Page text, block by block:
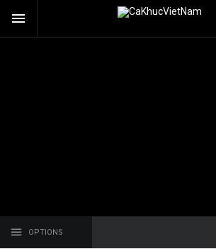
OPTIONS